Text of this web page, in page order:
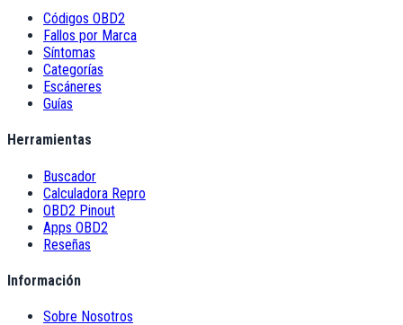
Códigos OBD2
Fallos por Marca
Síntomas
Categorías
Escáneres
Guías
Herramientas
Buscador
Calculadora Repro
OBD2 Pinout
Apps OBD2
Reseñas
Información
Sobre Nosotros